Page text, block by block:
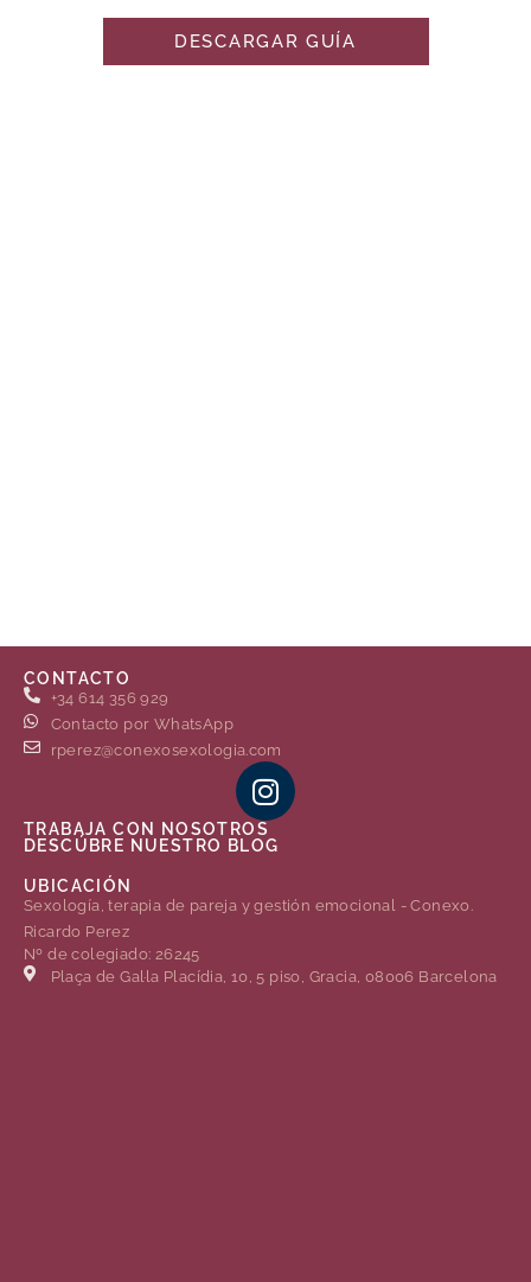
DESCARGAR GUÍA
CONTACTO
+34 614 356 929
Contacto por WhatsApp
rperez@conexosexologia.com
TRABAJA CON NOSOTROS
DESCÚBRE NUESTRO BLOG
UBICACIÓN
Sexología, terapia de pareja y gestión emocional - Conexo.
Ricardo Perez
Nº de colegiado: 26245
Plaça de Gal·la Placídia, 10, 5 piso, Gracia, 08006 Barcelona